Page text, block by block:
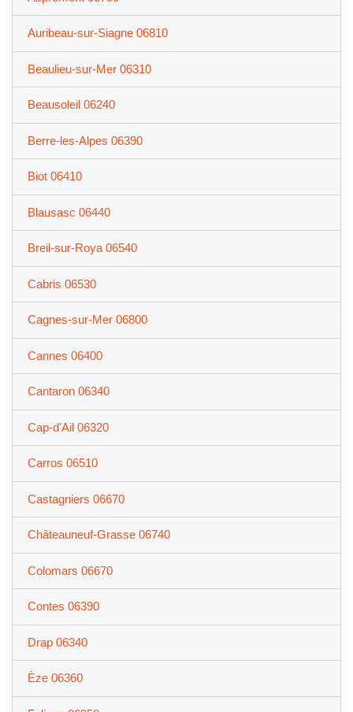
Auribeau-sur-Siagne 06810
Beaulieu-sur-Mer 06310
Beausoleil 06240
Berre-les-Alpes 06390
Biot 06410
Blausasc 06440
Breil-sur-Roya 06540
Cabris 06530
Cagnes-sur-Mer 06800
Cannes 06400
Cantaron 06340
Cap-d'Ail 06320
Carros 06510
Castagniers 06670
Châteauneuf-Grasse 06740
Colomars 06670
Contes 06390
Drap 06340
Èze 06360